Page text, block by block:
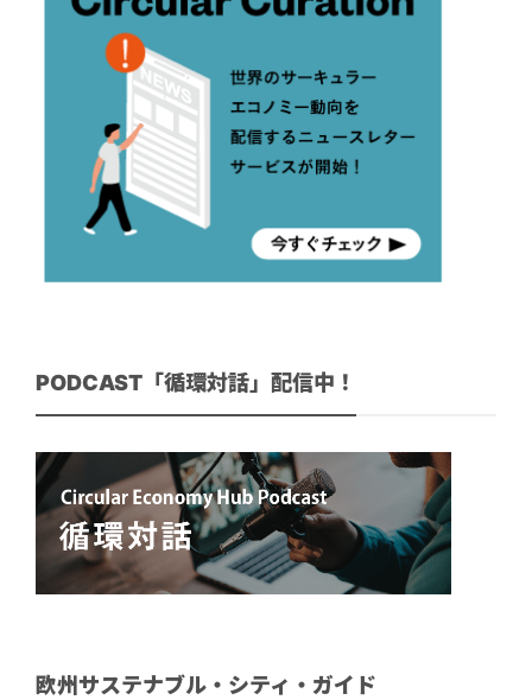
PODCAST「循環対話」配信中！
欧州サステナブル・シティ・ガイド